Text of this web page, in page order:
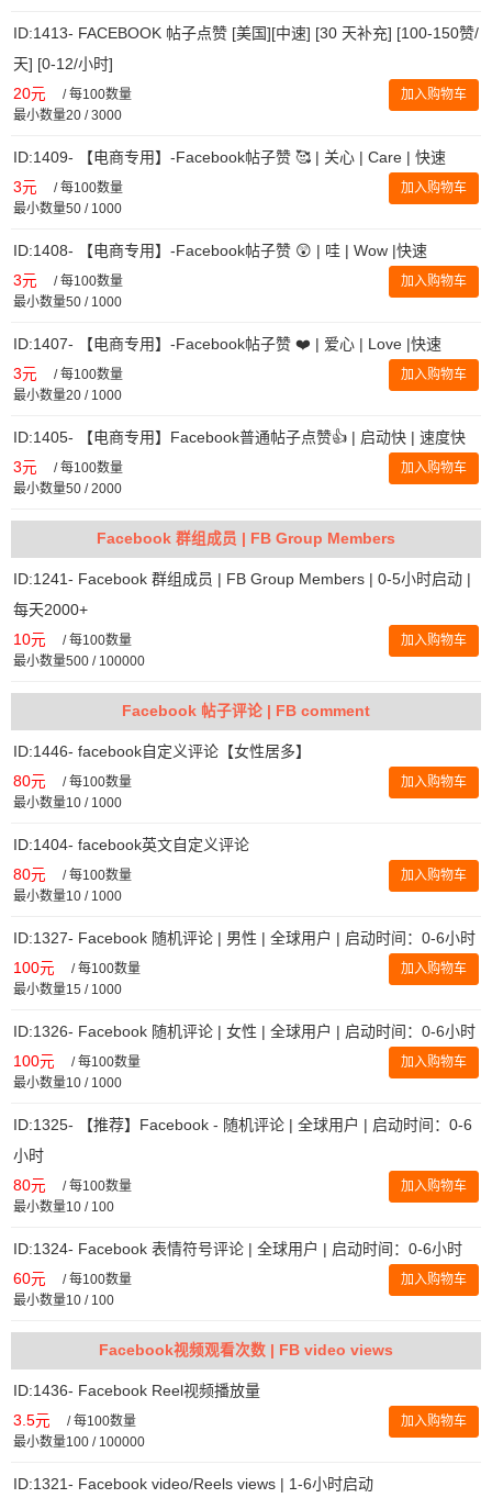
ID:1413- FACEBOOK 帖子点赞 [美国][中速] [30 天补充] [100-150赞/
天] [0-12/小时]
20元 /每100数量
最小数量20 / 3000
加入购物车
ID:1409- 【电商专用】-Facebook帖子赞 🥰 | 关心 | Care | 快速
3元 /每100数量
最小数量50 / 1000
加入购物车
ID:1408- 【电商专用】-Facebook帖子赞 😲 | 哇 | Wow |快速
3元 /每100数量
最小数量50 / 1000
加入购物车
ID:1407- 【电商专用】-Facebook帖子赞 ❤️ | 爱心 | Love |快速
3元 /每100数量
最小数量20 / 1000
加入购物车
ID:1405- 【电商专用】Facebook普通帖子点赞👍 | 启动快 | 速度快
3元 /每100数量
最小数量50 / 2000
加入购物车
Facebook 群组成员 | FB Group Members
ID:1241- Facebook 群组成员 | FB Group Members | 0-5小时启动 |
每天2000+
10元 /每100数量
最小数量500 / 100000
加入购物车
Facebook 帖子评论 | FB comment
ID:1446- facebook自定义评论【女性居多】
80元 /每100数量
最小数量10 / 1000
加入购物车
ID:1404- facebook英文自定义评论
80元 /每100数量
最小数量10 / 1000
加入购物车
ID:1327- Facebook 随机评论 | 男性 | 全球用户 | 启动时间：0-6小时
100元 /每100数量
最小数量15 / 1000
加入购物车
ID:1326- Facebook 随机评论 | 女性 | 全球用户 | 启动时间：0-6小时
100元 /每100数量
最小数量10 / 1000
加入购物车
ID:1325- 【推荐】Facebook - 随机评论 | 全球用户 | 启动时间：0-6
小时
80元 /每100数量
最小数量10 / 100
加入购物车
ID:1324- Facebook 表情符号评论 | 全球用户 | 启动时间：0-6小时
60元 /每100数量
最小数量10 / 100
加入购物车
Facebook视频观看次数 | FB video views
ID:1436- Facebook Reel视频播放量
3.5元 /每100数量
最小数量100 / 100000
加入购物车
ID:1321- Facebook video/Reels views | 1-6小时启动